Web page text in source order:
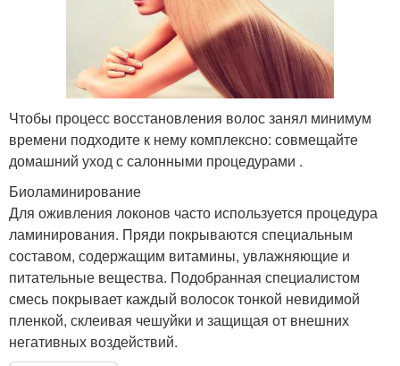
Чтобы процесс восстановления волос занял минимум
времени подходите к нему комплексно: совмещайте
домашний уход с салонными процедурами .
Биоламинирование
Для оживления локонов часто используется процедура
ламинирования. Пряди покрываются специальным
составом, содержащим витамины, увлажняющие и
питательные вещества. Подобранная специалистом
смесь покрывает каждый волосок тонкой невидимой
пленкой, склеивая чешуйки и защищая от внешних
негативных воздействий.